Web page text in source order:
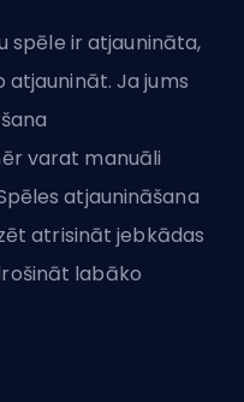
spēle ir atjaunināta,
Ja jums
varat manuāli
atjaunināšana
atrisināt jebkādas
labāko